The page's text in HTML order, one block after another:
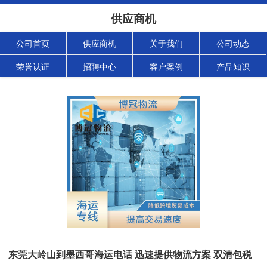
供应商机
公司首页 供应商机 关于我们 公司动态
荣誉认证 招聘中心 客户案例 产品知识
东莞大岭山到墨西哥海运电话 迅速提供物流方案 双清包税